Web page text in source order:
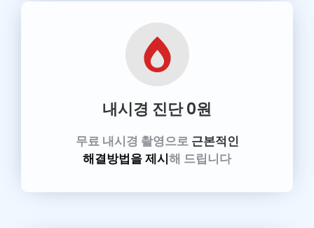
내시경 진단0원
무료 내시경 촬영으로 근본적인
해결방법을 제시해 드립니다